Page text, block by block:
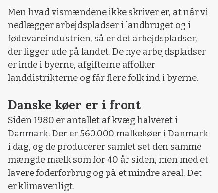
Men hvad vismændene ikke skriver er, at når vi
nedlægger arbejdspladser i landbruget og i
fødevareindustrien, så er det arbejdspladser,
der ligger ude på landet. De nye arbejdspladser
er inde i byerne, afgifterne affolker
landdistrikterne og får flere folk ind i byerne.
Danske køer er i front
Siden 1980 er antallet af kvæg halveret i
Danmark. Der er 560.000 malkekøer i Danmark
i dag, og de producerer samlet set den samme
mængde mælk som for 40 år siden, men med et
lavere foderforbrug og på et mindre areal. Det
er klimavenligt.